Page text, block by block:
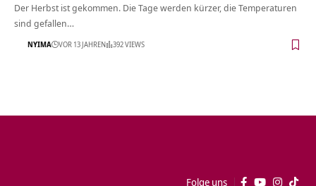
Der Herbst ist gekommen. Die Tage werden kürzer, die Temperaturen
sind gefallen…
NYIMA VOR 13 JAHREN 392 VIEWS
Folge uns